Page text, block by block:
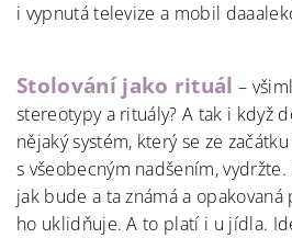
i vypnutá televize a mobil
Stolování jako rituál –
stereotypy a rituály? A tak i když
nějaký systém, který se ze
s všeobecným nadšením,
jak bude a ta známá a
ho uklidňuje. A to platí i u jídla.